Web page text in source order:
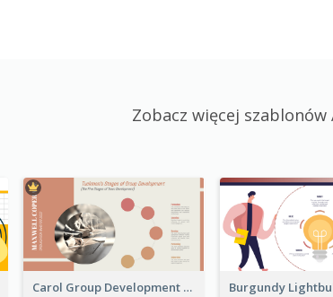
Zobacz więcej
Carol Group Development Strategic Analysis Design